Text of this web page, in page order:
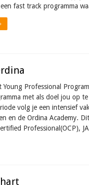
fast track programma
Professional
met als doel jou op
volg je een intensief
en de Ordina Academy.
Professional(OCP),